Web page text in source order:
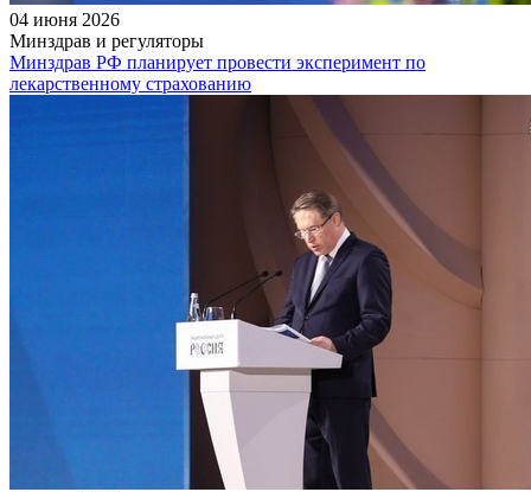
04 июня 2026
Минздрав и регуляторы
Минздрав РФ планирует провести эксперимент по
лекарственному страхованию